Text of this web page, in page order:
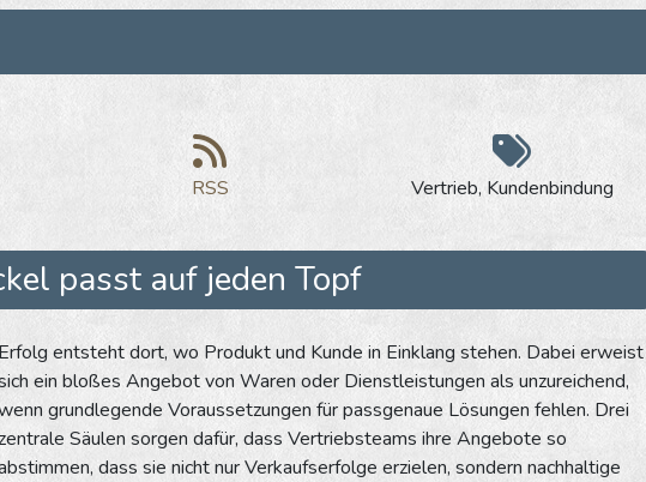
RSS Vertrieb, Kundenbindung
passt auf jeden Topf
Erfolg entsteht dort, wo Produkt und Kunde in Einklang stehen. Dabei erweist
ein bloßes Angebot von Waren oder Dienstleistungen als unzureichend,
grundlegende Voraussetzungen für passgenaue Lösungen fehlen. Drei
Säulen sorgen dafür, dass Vertriebsteams ihre Angebote so
dass sie nicht nur Verkaufserfolge erzielen, sondern nachhaltige